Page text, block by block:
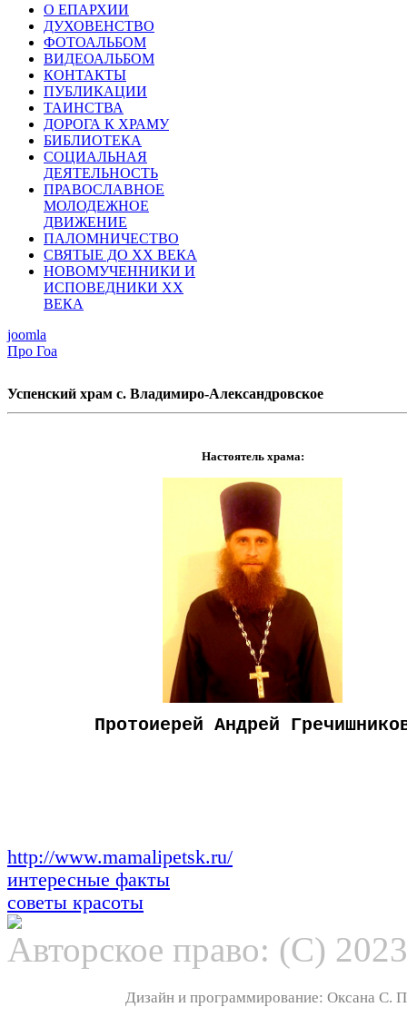
О ЕПАРХИИ
ДУХОВЕНСТВО
ФОТОАЛЬБОМ
ВИДЕОАЛЬБОМ
КОНТАКТЫ
ПУБЛИКАЦИИ
ТАИНСТВА
ДОРОГА К ХРАМУ
БИБЛИОТЕКА
СОЦИАЛЬНАЯ
ДЕЯТЕЛЬНОСТЬ
ПРАВОСЛАВНОЕ
МОЛОДЕЖНОЕ
ДВИЖЕНИЕ
ПАЛОМНИЧЕСТВО
СВЯТЫЕ ДО ХХ ВЕКА
НОВОМУЧЕННИКИ И
ИСПОВЕДНИКИ ХХ
ВЕКА
joomla
Про Гоа
Успенский храм с. Владимиро-Александровское
Настоятель храма:
Протоиерей Андрей
http://www.mamalipetsk.ru/
интересные факты
советы красоты
Авторское право: (С)
Дизайн и программирование: Оксана С.